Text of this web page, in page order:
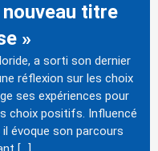
titre
»
a sorti son dernier
réflexion sur les choix
ses expériences pour
choix positifs. Influencé
évoque son parcours